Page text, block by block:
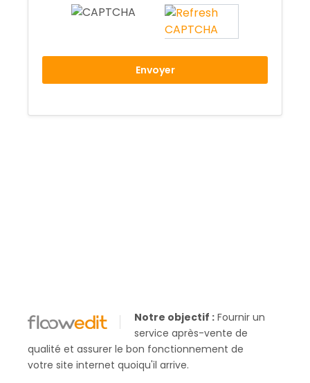
Envoyer
Notre objectif : Fournir un
service après-vente de
qualité et assurer le bon fonctionnement de
votre site internet quoiqu'il arrive.